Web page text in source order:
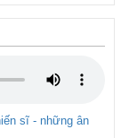
sĩ - những ân